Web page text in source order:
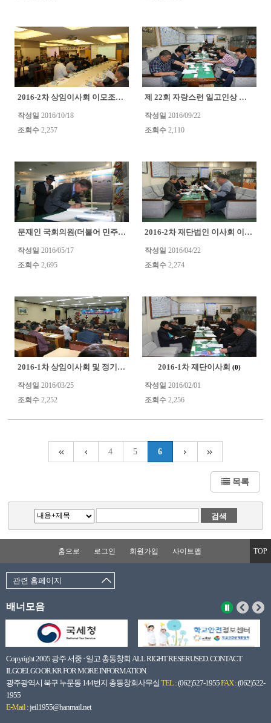
2016-2차 상임이사회 이모조모
작성일 2016/10/18
조회수2,257
제 22회 자랑스런 일고인상 심사위원회 이모조모
작성일 2016/09/22
조회수 2,110
문재인 국회의원(더불어 민주당 ) 광주학생독립운동기념역.. (0)
작성일 2016/05/17
조회수2,695
2016-2차 재단법인 이사회 이모조모
작성일 2016/04/22
조회수 2,274
2016-1차 상임이사회 및 정기총회 이모조모 (0)
작성일 2016/03/25
조회수2,252
2016-1차 재단이사회 (0)
작성일 2016/02/01
조회수 2,256
4 5 6
목록
홈으로 로그인 회원가입 사이트맵 TOP
관련 홈페이지
배너모음
Copyright 2005 광주 서중 · 일고 총동창회 ALL RIGHT RESERUSED. CONTACT
ILGOELGO.OR.KR FOR MORE INFORMATION.
광주광역시 북구 누문동 144번지 총동창회사무실 TEL :(062)527-1955FAX :(062)522-
1955
E-Mail :jeil1955@hanmail.net